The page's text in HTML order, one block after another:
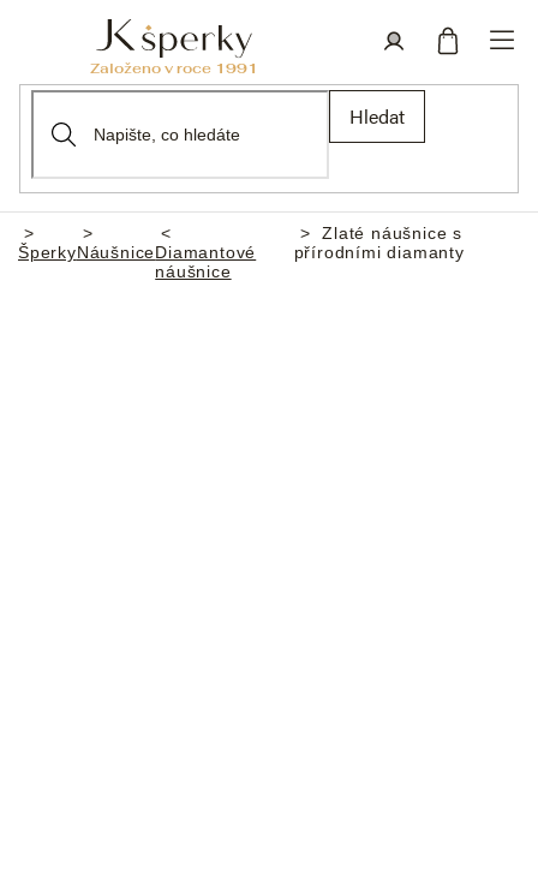
Hledat
Domů
ŠperkyNáušniceDiamantové
náušnice
Zlaté náušnice s
přírodními diamanty